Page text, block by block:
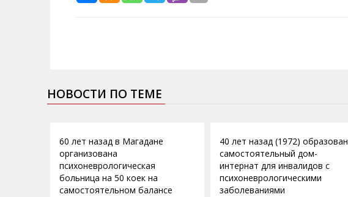
НОВОСТИ ПО ТЕМЕ
60 лет назад в Магадане
организована
психоневрологическая
больница на 50 коек на
самостоятельном балансе
40 лет назад (1972) образован
самостоятельный дом-
интернат для инвалидов с
психоневрологическими
заболеваниями